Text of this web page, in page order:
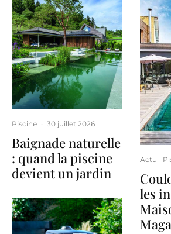
Piscine · 30 juillet 2026
Baignade naturelle
: quand la piscine
devient un jardin
Actu
les